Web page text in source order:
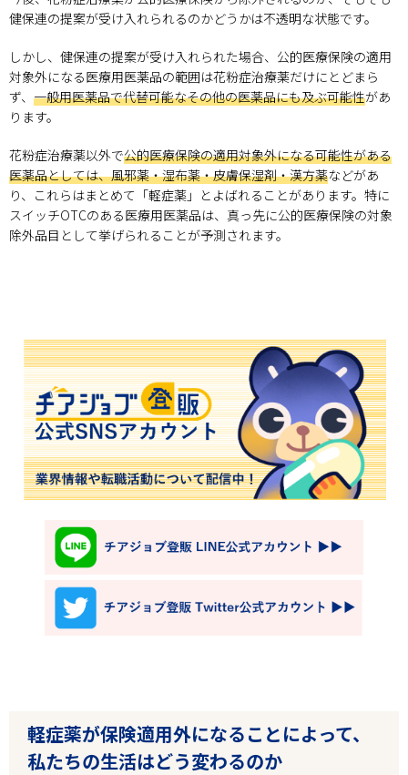
健保連の提案が受け入れられるのかどうかは不透明な状態です。
しかし、健保連の提案が受け入れられた場合、公的医療保険の適用
対象外になる医療用医薬品の範囲は花粉症治療薬だけにとどまら
ず、 一般用医薬品で代替可能なその他の医薬品にも及ぶ可能性があ
ります。
花粉症治療薬以外で公的医療保険の適用対象外になる可能性がある
医薬品としては、風邪薬・湿布薬・皮膚保湿剤・漢方薬などがあ
り、これらはまとめて「軽症薬」とよばれることがあります。特に
スイッチOTCのある医療用医薬品は、真っ先に公的医療保険の対象
除外品目として挙げられることが予測されます。
軽症薬が保険適用外になることによって、
私たちの生活はどう変わるのか